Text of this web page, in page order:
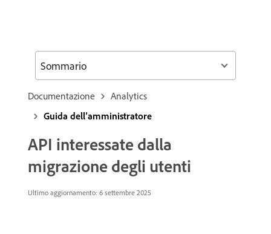
Documentazione
Analytics
Guida dell’amministratore
API interessate dalla
migrazione degli utenti
Ultimo aggiornamento: 6 settembre 2025
Sommario